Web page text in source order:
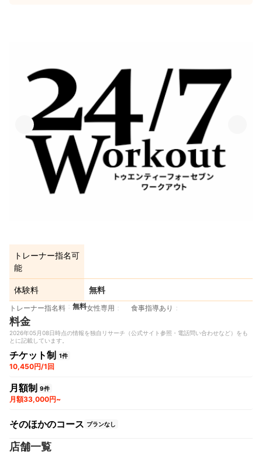
トレーナー指名可
能
体験料 無料
トレーナー指名料 無料女性専用 食事指導あり
料金
2026年05月08日時点の情報を独自リサーチ（公式サイト参照・電話問い合わせなど）をも
とに記載しています。
チケット制 1件
10,450円/1回
月額制 9件
月額33,000円~
そのほかのコース プランなし
店舗一覧